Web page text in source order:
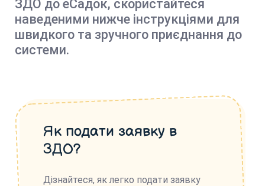
ЗДО до еСадок, скористайтеся
наведеними нижче інструкціями для
швидкого та зручного приєднання до
системи.
Як подати заявку в
ЗДО?
Дізнайтеся, як легко подати заявку